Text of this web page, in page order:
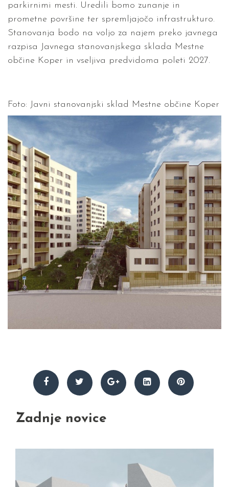
parkirnimi mesti. Uredili bomo zunanje in
prometne površine ter spremljajočo infrastrukturo.
Stanovanja bodo na voljo za najem preko javnega
razpisa Javnega stanovanjskega sklada Mestne
občine Koper in vseljiva predvidoma poleti 2027.
Foto: Javni stanovanjski sklad Mestne občine Koper
Zadnje novice